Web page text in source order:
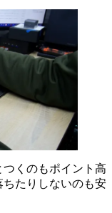
くのもポイント高
たりしないのも安